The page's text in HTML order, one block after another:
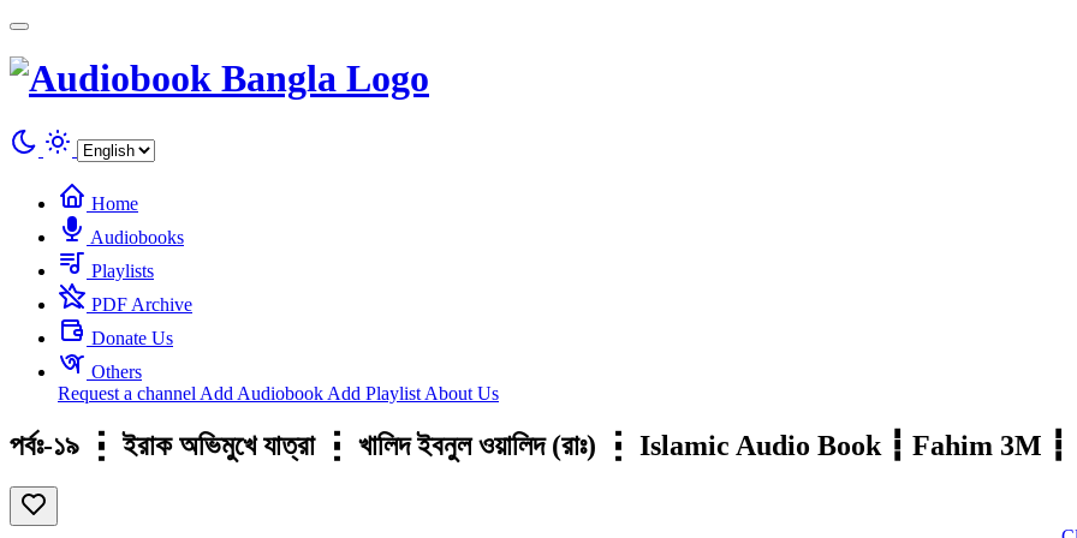
Home
Audiobooks
Playlists
PDF Archive
Donate Us
Others
Request a channel Add Audiobook Add Playlist About Us
পর্বঃ-১৯ ┇ ইরাক অভিমুখে যাত্রা ┇ খালিদ ইবনুল ওয়ালিদ (রাঃ) ┇ Islamic Audio Book ┇ Fahim 3M ┇